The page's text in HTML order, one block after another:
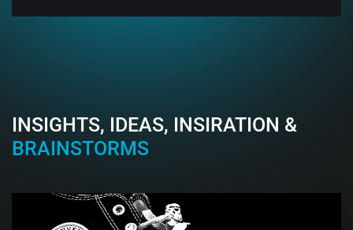
INSIGHTS, IDEAS, INSIRATION &
BRAINSTORMS